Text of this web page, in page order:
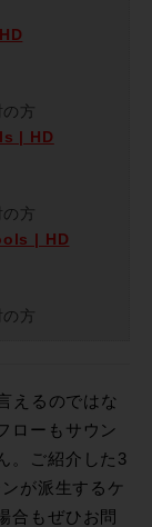
方
| HD
方
| HD
方
えるのではな
ローもサウン
。ご紹介した3
が派生するケ
合もぜひお問